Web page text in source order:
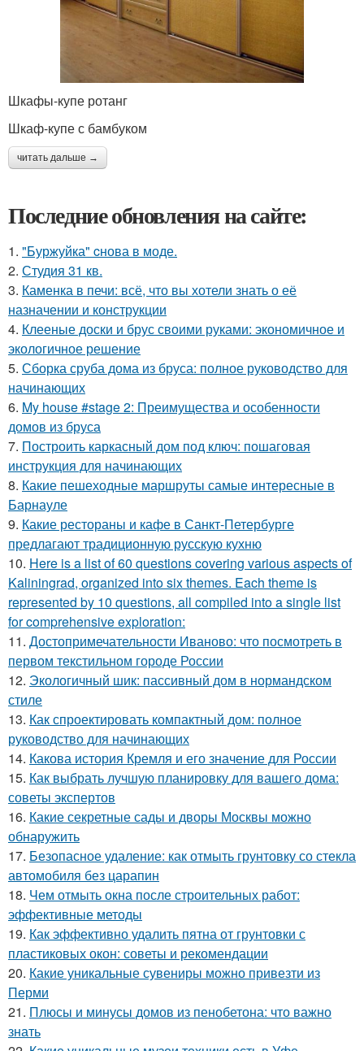
Шкафы-купе ротанг
Шкаф-купе с бамбуком
читать дальше →
Последние обновления на сайте:
1. "Буржуйка" cнова в моде.
2. Студия 31 кв.
3. Каменка в печи: всё, что вы хотели знать о её
назначении и конструкции
4. Клееные доски и брус своими руками: экономичное и
экологичное решение
5. Сборка сруба дома из бруса: полное руководство для
начинающих
6. My house #stage 2: Преимущества и особенности
домов из бруса
7. Построить каркасный дом под ключ: пошаговая
инструкция для начинающих
8. Какие пешеходные маршруты самые интересные в
Барнауле
9. Какие рестораны и кафе в Санкт-Петербурге
предлагают традиционную русскую кухню
10. Here is a list of 60 questions covering various aspects of
Kaliningrad, organized into six themes. Each theme is
represented by 10 questions, all compiled into a single list
for comprehensive exploration:
11. Достопримечательности Иваново: что посмотреть в
первом текстильном городе России
12. Экологичный шик: пассивный дом в нормандском
стиле
13. Как спроектировать компактный дом: полное
руководство для начинающих
14. Какова история Кремля и его значение для России
15. Как выбрать лучшую планировку для вашего дома:
советы экспертов
16. Какие секретные сады и дворы Москвы можно
обнаружить
17. Безопасное удаление: как отмыть грунтовку со стекла
автомобиля без царапин
18. Чем отмыть окна после строительных работ:
эффективные методы
19. Как эффективно удалить пятна от грунтовки с
пластиковых окон: советы и рекомендации
20. Какие уникальные сувениры можно привезти из
Перми
21. Плюсы и минусы домов из пенобетона: что важно
знать